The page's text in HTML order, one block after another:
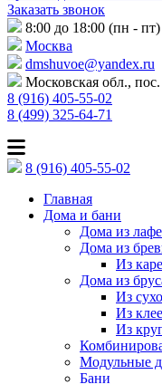
Заказать звонок
8:00 до 18:00 (пн - пт)
Москва
dmshuvoe@yandex.ru
Московская обл.,
8 (916) 405-55-02
8 (499) 325-64-71
8 (916) 405-55-02
Главная
Дома и бани
Дома из
Дома из
Из
Дома из
Из
Из
Из
Модульные
Бани